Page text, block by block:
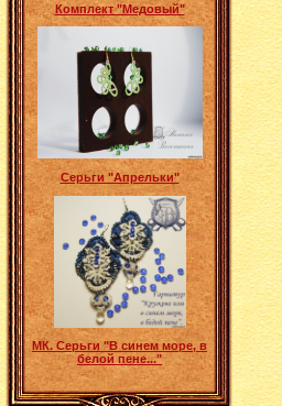
Комплект "Медовый"
Серьги "Апрельки"
МК. Серьги "В синем море, в
белой пене..."